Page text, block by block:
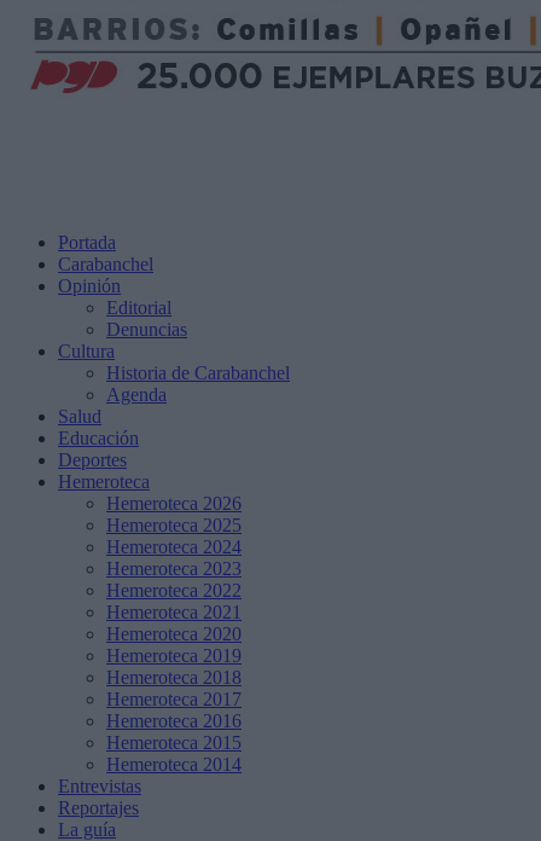
Portada
Carabanchel
Opinión
Editorial
Denuncias
Cultura
Historia de Carabanchel
Agenda
Salud
Educación
Deportes
Hemeroteca
Hemeroteca 2026
Hemeroteca 2025
Hemeroteca 2024
Hemeroteca 2023
Hemeroteca 2022
Hemeroteca 2021
Hemeroteca 2020
Hemeroteca 2019
Hemeroteca 2018
Hemeroteca 2017
Hemeroteca 2016
Hemeroteca 2015
Hemeroteca 2014
Entrevistas
Reportajes
La guía